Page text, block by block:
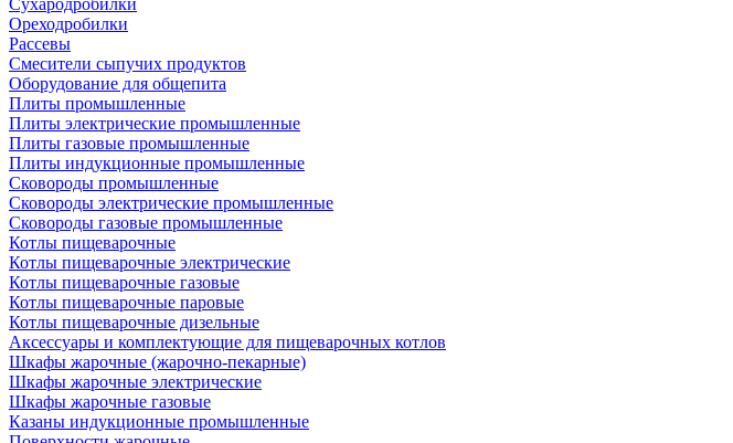
Сухародробилки
Ореходробилки
Рассевы
Смесители сыпучих продуктов
Оборудование для общепита
Плиты промышленные
Плиты электрические промышленные
Плиты газовые промышленные
Плиты индукционные промышленные
Сковороды промышленные
Сковороды электрические промышленные
Сковороды газовые промышленные
Котлы пищеварочные
Котлы пищеварочные электрические
Котлы пищеварочные газовые
Котлы пищеварочные паровые
Котлы пищеварочные дизельные
Аксессуары и комплектующие для пищеварочных котлов
Шкафы жарочные (жарочно-пекарные)
Шкафы жарочные электрические
Шкафы жарочные газовые
Казаны индукционные промышленные